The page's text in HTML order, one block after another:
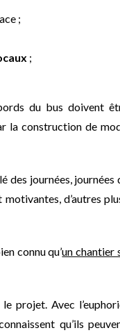
;
;
du bus doivent
la construction de
des journées,
d’autres
connu qu’un chantier
projet. Avec
qu’ils